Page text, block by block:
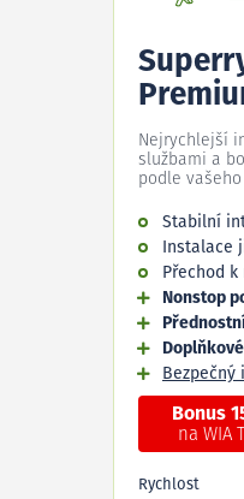
Nejrychlejší
službami a
podle vašeho
Stabilní
Instalace
Přechod
Nonstop
Bezpečný
Bonus
na WIA
Rychlost